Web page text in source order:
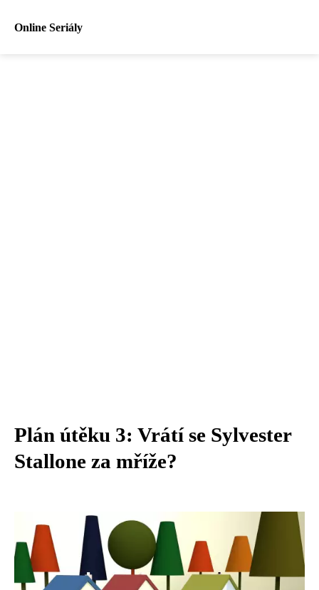
Online Seriály
Plán útěku 3: Vrátí se Sylvester
Stallone za mříže?